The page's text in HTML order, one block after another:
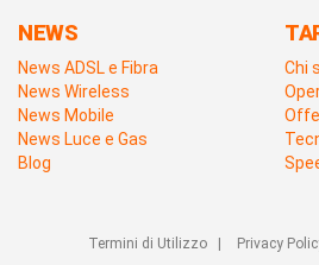
NEWS
News ADSL e Fibra
News Wireless
News Mobile
News Luce e Gas
Blog
Chi
Termini di Utilizzo| Privacy